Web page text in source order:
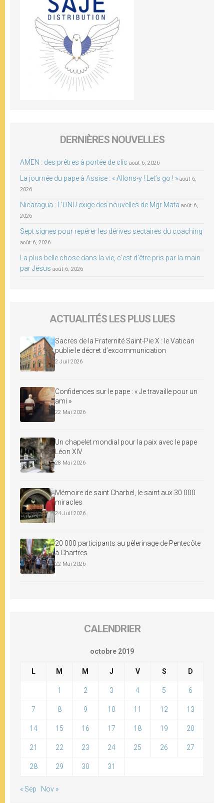
DERNIÈRES NOUVELLES
AMEN : des prêtres à portée de clic août 6, 2026
La journée du pape à Assise : « Allons-y ! Let’s go ! » août 6,
2026
Nicaragua : L’ONU exige des nouvelles de Mgr Mata août 6,
2026
Sept signes pour repérer les dérives sectaires du coaching
août 6, 2026
La plus belle chose dans la vie, c’est d’être pris par la main
par Jésus août 6, 2026
ACTUALITÉS LES PLUS LUES
Sacres de la Fraternité Saint-Pie X : le Vatican
publie le décret d’excommunication
2 Juil 2026
Confidences sur le pape : « Je travaille pour un
ami »
22 Mai 2026
Un chapelet mondial pour la paix avec le pape
Léon XIV
28 Mai 2026
Mémoire de saint Charbel, le saint aux 30 000
miracles
24 Juil 2026
20 000 participants au pèlerinage de Pentecôte
à Chartres
22 Mai 2026
CALENDRIER
octobre 2019
L M M J V S D
1 2 3 4 5 6
7 8 9 10 11 12 13
14 15 16 17 18 19 20
21 22 23 24 25 26 27
28 29 30 31
« Sep Nov »